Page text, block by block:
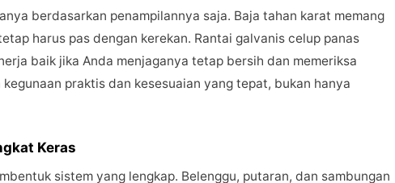
berdasarkan penampilannya saja. Baja tahan karat memang
harus pas dengan kerekan. Rantai galvanis celup panas
baik jika Anda menjaganya tetap bersih dan memeriksa
praktis dan kesesuaian yang tepat, bukan hanya
Keras
sistem yang lengkap. Belenggu, putaran, dan sambungan